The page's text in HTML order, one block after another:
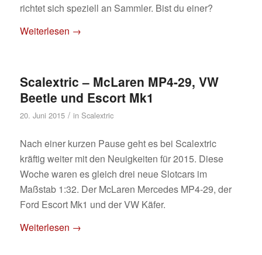
richtet sich speziell an Sammler. Bist du einer?
Weiterlesen →
Scalextric – McLaren MP4-29, VW
Beetle und Escort Mk1
20. Juni 2015 / in Scalextric
Nach einer kurzen Pause geht es bei Scalextric
kräftig weiter mit den Neuigkeiten für 2015. Diese
Woche waren es gleich drei neue Slotcars im
Maßstab 1:32. Der McLaren Mercedes MP4-29, der
Ford Escort Mk1 und der VW Käfer.
Weiterlesen →